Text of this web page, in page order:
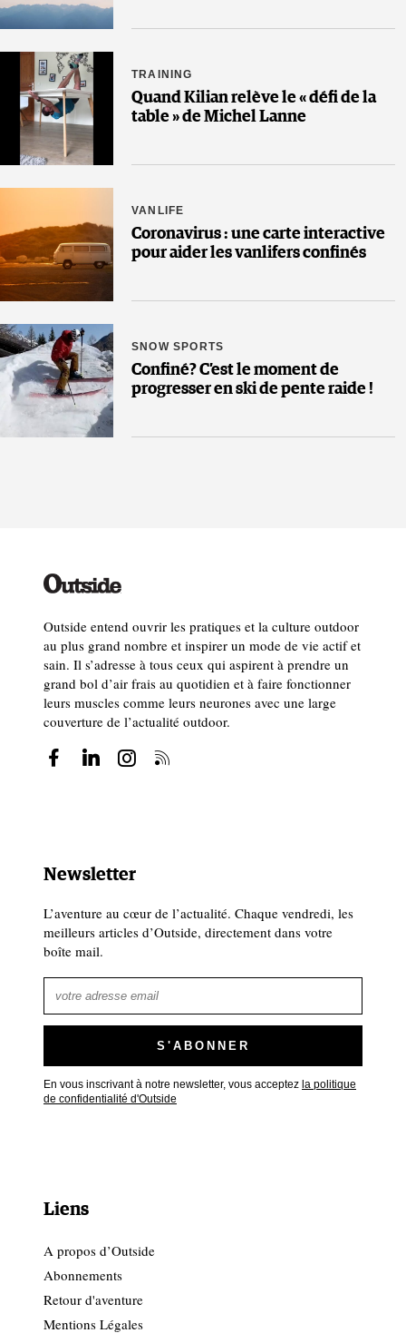
TRAINING
Quand Kilian relève le « défi de la
table » de Michel Lanne
VANLIFE
Coronavirus : une carte interactive
pour aider les vanlifers confinés
SNOW SPORTS
Confiné? C’est le moment de
progresser en ski de pente raide !
Outside entend ouvrir les pratiques et la culture outdoor
au plus grand nombre et inspirer un mode de vie actif et
sain. Il s’adresse à tous ceux qui aspirent à prendre un
grand bol d’air frais au quotidien et à faire fonctionner
leurs muscles comme leurs neurones avec une large
couverture de l’actualité outdoor.
Newsletter
L’aventure au cœur de l’actualité. Chaque vendredi, les
meilleurs articles d’Outside, directement dans votre
boîte mail.
En vous inscrivant à notre newsletter, vous acceptez la politique
de confidentialité d'Outside
Liens
A propos d’Outside
Abonnements
Retour d'aventure
Mentions Légales